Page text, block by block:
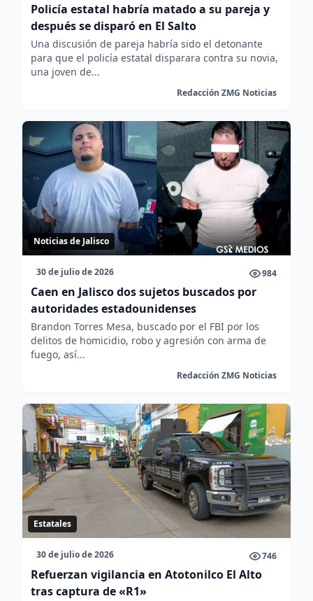
Policía estatal habría matado a su pareja y
después se disparó en El Salto
Una discusión de pareja habría sido el detonante
para que el policía estatal disparara contra su novia,
una joven de...
Redacción ZMG Noticias
Noticias de Jalisco
30 de julio de 2026 984
Caen en Jalisco dos sujetos buscados por
autoridades estadounidenses
Brandon Torres Mesa, buscado por el FBI por los
delitos de homicidio, robo y agresión con arma de
fuego, así...
Redacción ZMG Noticias
Estatales
30 de julio de 2026 746
Refuerzan vigilancia en Atotonilco El Alto
tras captura de «R1»